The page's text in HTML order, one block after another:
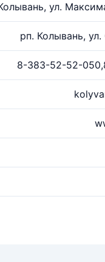
ул.
рп. Колывань,
8-383-52-52-